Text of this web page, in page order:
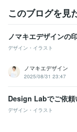
このブログを見
ノマキエデザインの
デザイン・イラスト
ノマキエデザイン
2025/08/31 23:47
Design Labでご依頼
デザイン・イラスト